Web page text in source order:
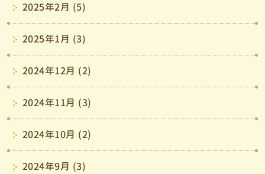
2025年2月 (5)
2025年1月 (3)
2024年12月 (2)
2024年11月 (3)
2024年10月 (2)
2024年9月 (3)